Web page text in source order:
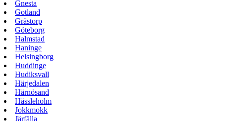
Gnesta
Gotland
Grästorp
Göteborg
Halmstad
Haninge
Helsingborg
Huddinge
Hudiksvall
Härjedalen
Härnösand
Hässleholm
Jokkmokk
Järfälla